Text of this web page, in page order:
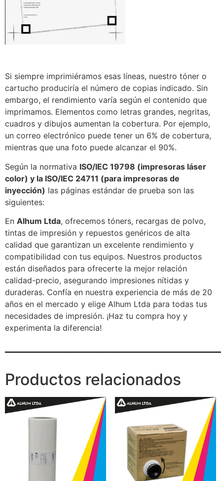
Si siempre imprimiéramos esas líneas, nuestro tóner o
cartucho produciría el número de copias indicado. Sin
embargo, el rendimiento varía según el contenido que
imprimamos. Elementos como letras grandes, negritas,
cuadros y dibujos aumentan la cobertura. Por ejemplo,
un correo electrónico puede tener un 6% de cobertura,
mientras que una foto puede alcanzar el 90%.
Según la normativa ISO/IEC 19798 (impresoras láser
color) y la ISO/IEC 24711 (para impresoras de
inyección) las páginas estándar de prueba son las
siguientes:
En Alhum Ltda, ofrecemos tóners, recargas de polvo,
tintas de impresión y repuestos genéricos de alta
calidad que garantizan un excelente rendimiento y
compatibilidad con tus equipos. Nuestros productos
están diseñados para ofrecerte la mejor relación
calidad-precio, asegurando impresiones nítidas y
duraderas. Confía en nuestra experiencia de más de 20
años en el mercado y elige Alhum Ltda para todas tus
necesidades de impresión. ¡Haz tu compra hoy y
experimenta la diferencia!
Productos relacionados